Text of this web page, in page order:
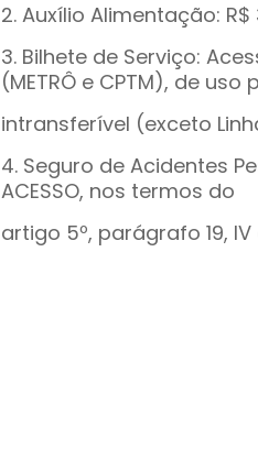
2. Auxílio Alimentação: R$
3. Bilhete de Serviço:
(METRÔ e CPTM), de uso
intransferível (exceto
4. Seguro de Acidentes
ACESSO, nos termos do
artigo 5º, parágrafo 19, IV